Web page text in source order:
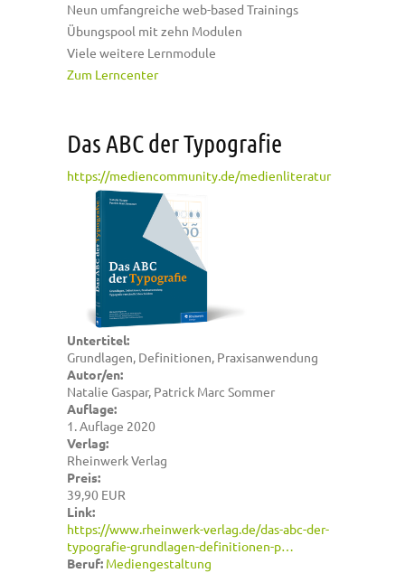
Neun umfangreiche web-based Trainings
Übungspool mit zehn Modulen
Viele weitere Lernmodule
Zum Lerncenter
Das ABC der Typografie
https://mediencommunity.de/medienliteratur
Untertitel:
Grundlagen, Definitionen, Praxisanwendung
Autor/en:
Natalie Gaspar, Patrick Marc Sommer
Auflage:
1. Auflage 2020
Verlag:
Rheinwerk Verlag
Preis:
39,90 EUR
Link:
https://www.rheinwerk-verlag.de/das-abc-der-
typografie-grundlagen-definitionen-p…
Beruf: Mediengestaltung